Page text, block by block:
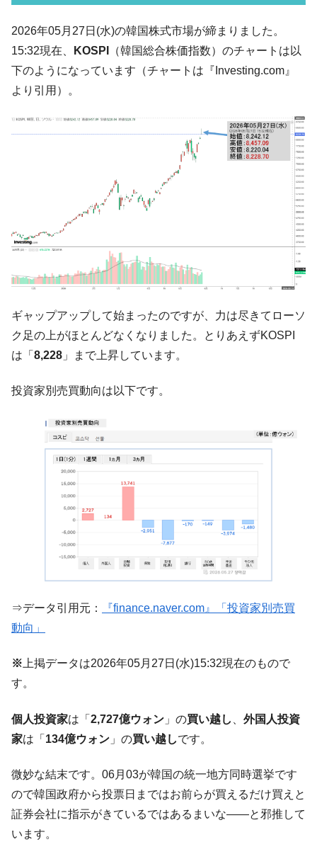
韓国K9専用砲弾･装薬自動供給装甲車両･珍
兵器「K10」が改良に乗り出す。
体だけで410億ドル、輸出全体の41％もある
や、若者に起業させよう」⇒ どんな雇用対策だソレ。
【韓国の外貨準備】2026年07月は4,279億ド
韓国「ここは北朝鮮なのか。選管がサーバ
ーにウソのデータを入力したのは明白だ」
『Money1』
韓国･李在明さっそく不動産対策で浅薄な発
言。
韓国は「中国と同じく」投資に不適格な国
だ。
す」⇒「金を経由するドル入手」手段ではないのか？
『Money1』
韓国･外為取引量「1日当たり1,214.4億ド
ル」まで拡大 ⇒ 海外資金の動きに強く左右される状態
い「50.5％」に上昇
た ⇒ 国家が行った恐るべき株価操作であり、空前の国政壟
『Money1』
韓国･警察職員が「丸刈りになって抗議活
『Money1』
中国だけが鉄鋼輸出を異常増加させる ⇒ 中
国の過剰生産が世界を蝕む。
『Money1』
韓国製造業「半導体絶好調」のウラで他業
種は全般的「不調」⇒ PSIが示す現況は決して良くない。
『Money1』
【米韓激突案件】韓国消費者院が『クーパ
ン』1人当たり賠償10万ウォンを認定 ⇒ 総額3兆7,000億
『Money1』
「KDDX」1番艦、2032年竣工と公示
『Money1』
『Money1』
韓国政府『BYD』車への補助金を全廃 ⇒ 実
は韓国で『BYD』車は売れている。6カ月で対前年同期比
『Money1』
在韓米国大使スティールが着韓！⇒ さっそ
く空港に詰めかけ「出て行け！」「極右勢力」のプラカー
ドを掲げる「在韓反米勢力」
『Money1』
2026年05月27日(水)の韓国株式市場が締まりました。
15:32現在、
KOSPI
（韓国総合株価指数）のチャートは以
下のようになっています（チャートは『Investing.com』
より引用）。
ギャップアップして始まったのですが、力は尽きてローソ
ク足の上がほとんどなくなりました。とりあえずKOSPI
は「 8,228 」まで上昇しています。
投資家別売買動向は以下です。
⇒データ引用元：
『finance.naver.com』「投資家別売買
動向」
※ 上掲データは2026年05月27日(水)15:32現在のもので
す。
個人投資家は「 2,727億ウォン 」の買い越し
外国人投資
家は「 134億ウォン 」の買い越しです。
微妙な結末です。06月03が韓国の統一地方同時選挙です
ので韓国政府から投票日まではお前らが買えるだけ買えと
証券会社に指示がきているではあるまいな――と邪推して
います。